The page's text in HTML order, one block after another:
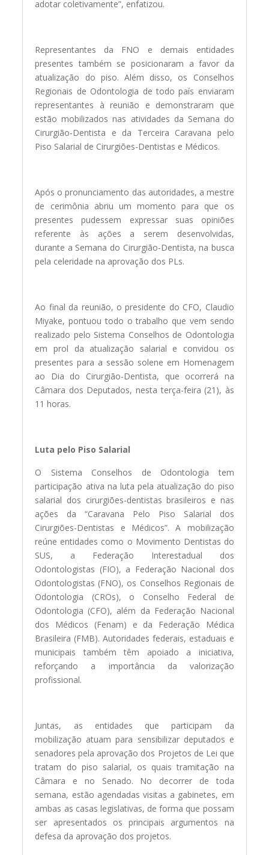
adotar coletivamente”, enfatizou.
Representantes da FNO e demais entidades
presentes também se posicionaram a favor da
atualização do piso. Além disso, os Conselhos
Regionais de Odontologia de todo país enviaram
representantes à reunião e demonstraram que
estão mobilizados nas atividades da Semana do
Cirurgião-Dentista e da Terceira Caravana pelo
Piso Salarial de Cirurgiões-Dentistas e Médicos.
Após o pronunciamento das autoridades, a mestre
de cerimônia abriu um momento para que os
presentes pudessem expressar suas opiniões
referente às ações a serem desenvolvidas,
durante a Semana do Cirurgião-Dentista, na busca
pela celeridade na aprovação dos PLs.
Ao final da reunião, o presidente do CFO, Claudio
Miyake, pontuou todo o trabalho que vem sendo
realizado pelo Sistema Conselhos de Odontologia
em prol da atualização salarial e convidou os
presentes para a sessão solene em Homenagem
ao Dia do Cirurgião-Dentista, que ocorrerá na
Câmara dos Deputados, nesta terça-feira (21), às
11 horas.
Luta pelo Piso Salarial
O Sistema Conselhos de Odontologia tem
participação ativa na luta pela atualização do piso
salarial dos cirurgiões-dentistas brasileiros e nas
ações da “Caravana Pelo Piso Salarial dos
Cirurgiões-Dentistas e Médicos”. A mobilização
reúne entidades como o Movimento Dentistas do
SUS, a Federação Interestadual dos
Odontologistas (FIO), a Federação Nacional dos
Odontologistas (FNO), os Conselhos Regionais de
Odontologia (CROs), o Conselho Federal de
Odontologia (CFO), além da Federação Nacional
dos Médicos (Fenam) e da Federação Médica
Brasileira (FMB). Autoridades federais, estaduais e
municipais também têm apoiado a iniciativa,
reforçando a importância da valorização
profissional.
Juntas, as entidades que participam da
mobilização atuam para sensibilizar deputados e
senadores pela aprovação dos Projetos de Lei que
tratam do piso salarial, os quais tramitação na
Câmara e no Senado. No decorrer de toda
semana, estão agendadas visitas a gabinetes, em
ambas as casas legislativas, de forma que possam
ser apresentados os principais argumentos na
defesa da aprovação dos projetos.